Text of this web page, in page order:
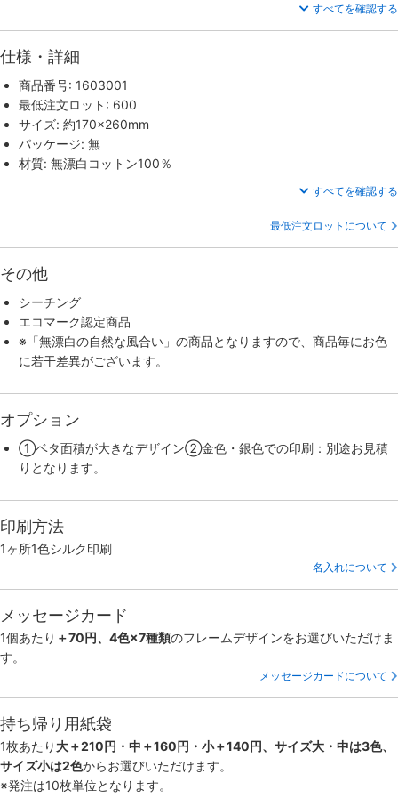
すべてを確認する
仕様・詳細
商品番号: 1603001
最低注文ロット: 600
サイズ: 約170×260mm
パッケージ: 無
材質: 無漂白コットン100％
すべてを確認する
最低注文ロットについて
その他
シーチング
エコマーク認定商品
※「無漂白の自然な風合い」の商品となりますので、商品毎にお色
に若干差異がございます。
オプション
①ベタ面積が大きなデザイン②金色・銀色での印刷：別途お見積
りとなります。
印刷方法
1ヶ所1色シルク印刷
名入れについて
メッセージカード
1個あたり ＋70円、4色×7種類のフレームデザインをお選びいただけま
す。
メッセージカードについて
持ち帰り用紙袋
1枚あたり 大＋210円・中＋160円・小＋140円、サイズ大・中は3色、
サイズ小は2色からお選びいただけます。
※発注は10枚単位となります。